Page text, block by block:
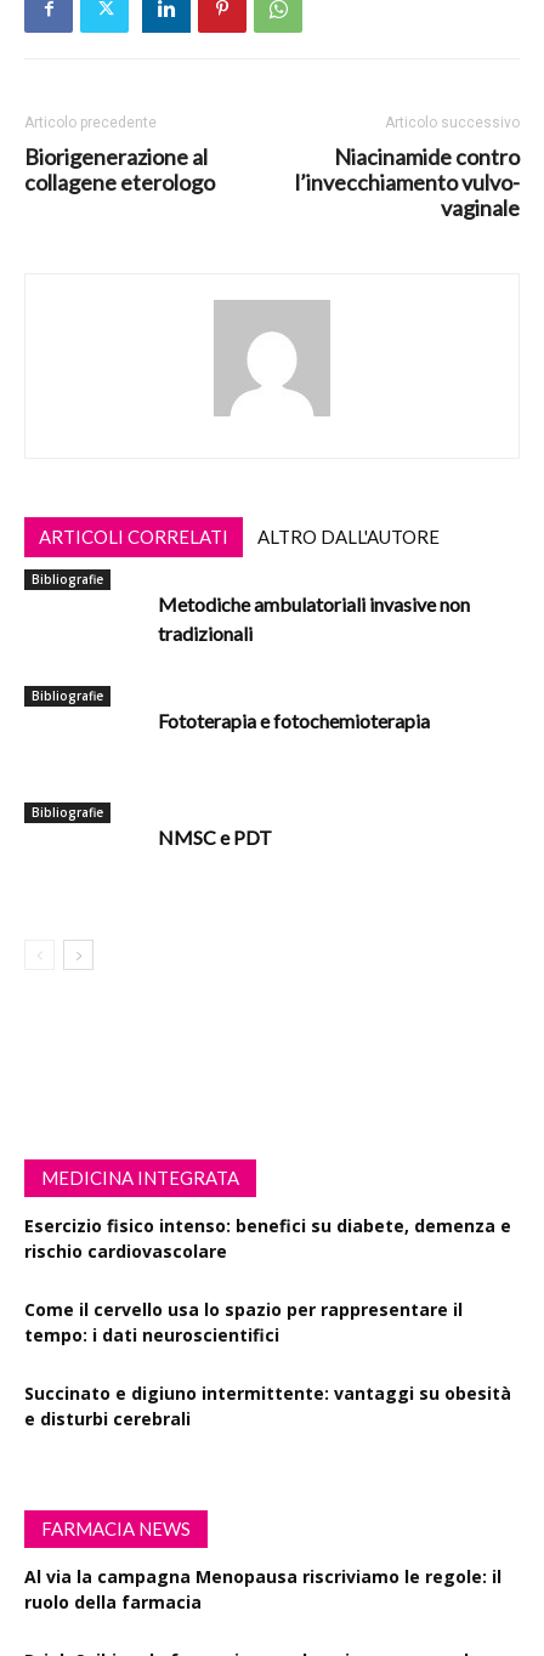
Articolo precedente
Biorigenerazione al
collagene eterologo
Articolo successivo
Niacinamide contro
l’invecchiamento vulvo-
vaginale
ARTICOLI CORRELATI ALTRO DALL'AUTORE
Bibliografie
Metodiche ambulatoriali invasive non
tradizionali
Bibliografie
Fototerapia e fotochemioterapia
Bibliografie
NMSC e PDT
MEDICINA INTEGRATA
Esercizio fisico intenso: benefici su diabete, demenza e
rischio cardiovascolare
Come il cervello usa lo spazio per rappresentare il
tempo: i dati neuroscientifici
Succinato e digiuno intermittente: vantaggi su obesità
e disturbi cerebrali
FARMACIA NEWS
Al via la campagna Menopausa riscriviamo le regole: il
ruolo della farmacia